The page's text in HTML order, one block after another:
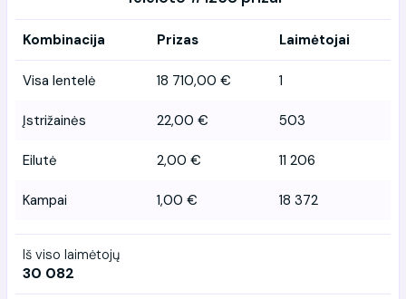
Kombinacija Prizas Laimėtojai
Visa lentelė 18 710,00 € 1
Įstrižainės 22,00 € 503
Eilutė 2,00 € 11 206
Kampai 1,00 € 18 372
Iš viso laimėtojų
30 082